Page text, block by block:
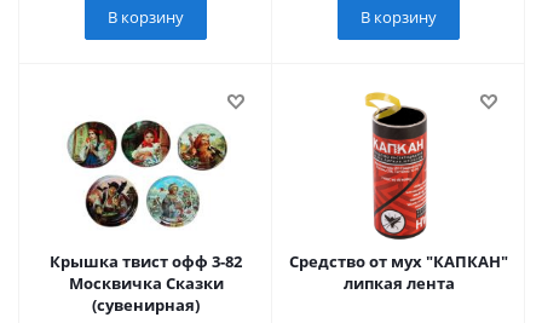
В корзину В корзину
Крышка твист офф 3-82
Москвичка Сказки
(сувенирная)
Средство от мух "КАПКАН"
липкая лента